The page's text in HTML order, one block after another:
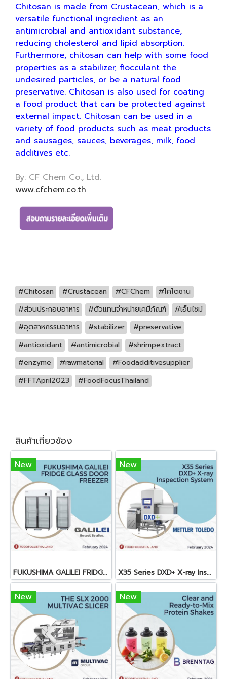
Chitosan is made from Crustacean, which is a
versatile functional ingredient as an
antimicrobial and antioxidant substance,
reducing cholesterol and lipid absorption.
Furthermore, chitosan can help with some food
properties as a stabilizer, flocculant the
undesired particles, or be a natural food
preservative. Chitosan is also used for coating
a food product that can be protected against
external impact. Chitosan can be used in a
variety of food products such as meat products
and sausages, sauces, beverages, milk, food
additives etc.
By: CF Chem Co., Ltd.
www.cfchem.co.th
#Chitosan #Crustacean #CFChem
#ไคโตซาน
#ส่วนประกอบอาหาร
#ตัวแทนจำหน่ายเคมีภัณฑ์
#เอ็นไซม์
#อุตสาหกรรมอาหาร
#stabilizer
#preservative
#antioxidant
#antimicrobial
#shrimpextract
#enzyme
#rawmaterial
#Foodadditivesupplier
#FFTApril2023
#FoodFocusThailand
สินค้าเกี่ยวข้อง
New
FUKUSHIMA GALILEI FRIDGE GLASS DOOR FREEZER
New
X35 Series DXD+ X-ray Inspection System
New New